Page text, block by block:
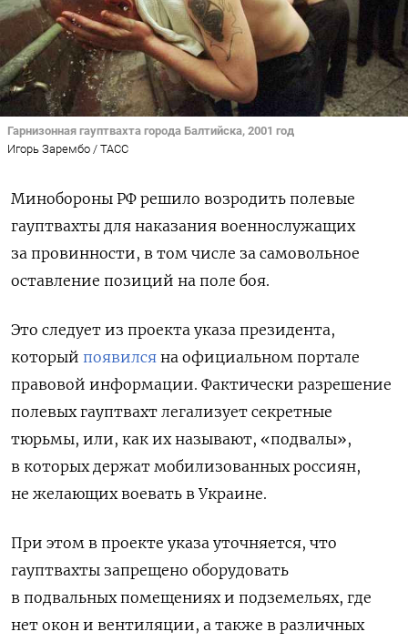
Гарнизонная гауптвахта города Балтийска, 2001 год
Игорь Зарембо / ТАСС
Минобороны РФ решило возродить полевые
гауптвахты для наказания военнослужащих
за провинности, в том числе за самовольное
оставление позиций на поле боя.
Это следует из проекта указа президента,
который появился на официальном портале
правовой информации. Фактически разрешение
полевых гауптвахт легализует секретные
тюрьмы, или, как их называют, «подвалы»,
в которых держат мобилизованных россиян,
не желающих воевать в Украине.
При этом в проекте указа уточняется, что
гауптвахты запрещено оборудовать
в подвальных помещениях и подземельях, где
нет окон и вентиляции, а также в различных